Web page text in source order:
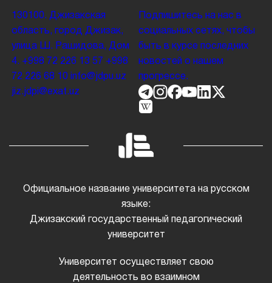
130100. Джизакская
область, город Джизак,
улица Ш. Рашидова, Дом
4. +998 72 226 13 57 +998
72 226 68 10 info@jdpu.uz
jiz.jdpi@exat.uz
Подпишитесь на нас в
социальных сетях, чтобы
быть в курсе последних
новостей о нашем
прогрессе.
Официальное название университета на русском
языке:
Джизакский государственный педагогический
университет
Университет осуществляет свою
деятельность во взаимном